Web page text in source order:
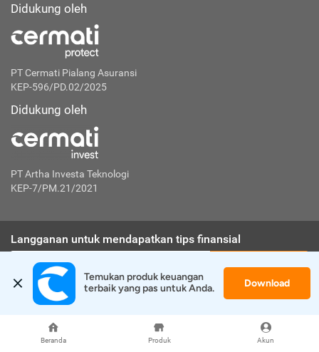
Beranda Produk Akun
Didukung oleh
PT Cermati Pialang Asuransi
KEP-596/PD.02/2025
Didukung oleh
PT Artha Investa Teknologi
KEP-7/PM.21/2021
Langganan untuk mendapatkan tips finansial
Disclaimer:
OJK. Oleh karena itu, produk dan/atau layanan jasa keuangan yang
ditawarkan bukan merupakan produk dan/atau layanan jasa keuangan yang
Temukan produk keuangan
terbaik yang pas untuk Anda.
Download